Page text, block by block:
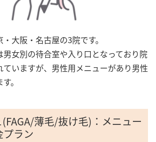
大阪・名古屋の3院です。
女別の待合室や入り口となっており院
ていますが、男性用メニューがあり男性
。
薄毛/抜け毛)：メニュー
プラン